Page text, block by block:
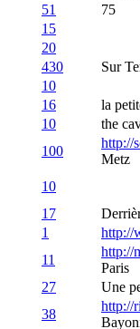
51
75
15
20
430
Sur
10
16
la
10
the
100
http://
Metz
10
17
1
http://
11
http://
Paris
27
Une
38
http://